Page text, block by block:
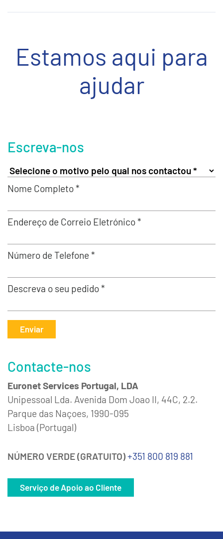
Estamos aqui para
ajudar
Escreva-nos
Nome Completo *
Endereço de Correio Eletrónico *
Número de Telefone *
Descreva o seu pedido *
Enviar
Contacte-nos
Euronet Services Portugal, LDA
Unipessoal Lda. Avenida Dom Joao II, 44C, 2.2.
Parque das Naçoes, 1990-095
Lisboa (Portugal)
NÚMERO VERDE (GRATUITO)+351 800 819 881
Serviço de Apoio ao Cliente